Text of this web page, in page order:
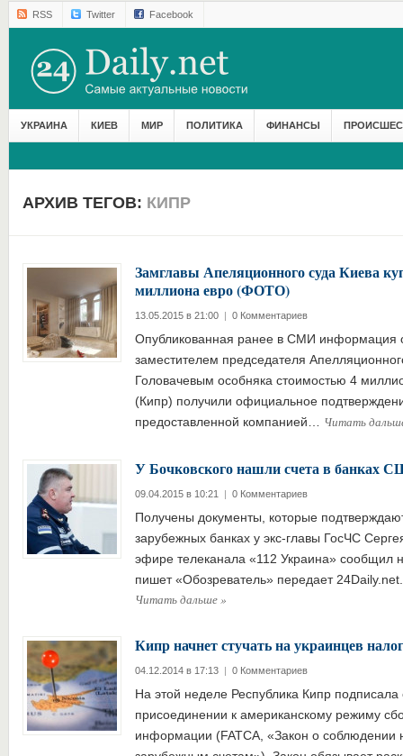
RSS Twitter Facebook
УКРАИНА КИЕВ МИР ПОЛИТИКА ФИНАНСЫ
АРХИВ ТЕГОВ: КИПР
Замглавы Апеляционного суда Киева
миллиона евро (ФОТО)
13.05.2015 в 21:00 | 0 Комментариев
Опубликованная ранее в СМИ информация
заместителем председателя
Головачевым особняка стоимостью 4
(Кипр) получили официальное
предоставленной компанией… Читать
У Бочковского нашли счета в банках
09.04.2015 в 10:21 | 0 Комментариев
Получены документы, которые
зарубежных банках у экс-главы ГосЧС
эфире телеканала «112 Украина» сообщил
пишет «Обозреватель» передает
Читать дальше»
Кипр начнет стучать на украинцев
04.12.2014 в 17:13 | 0 Комментариев
На этой неделе Республика Кипр
присоединении к американскому режиму
информации (FATCA, «Закон о соблюдении